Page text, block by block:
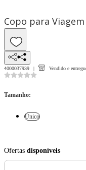
Copo para
4000037939 Vendido e
Tamanho:
Único
Ofertas disponíveis